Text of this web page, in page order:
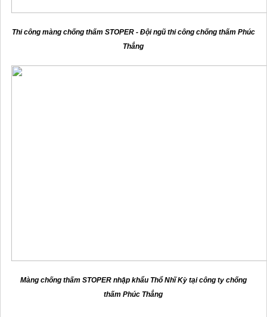
Thi công màng chống thấm STOPER - Đội ngũ thi công chống thấm Phúc
Thắng
Màng chống thấm STOPER nhập khẩu Thổ Nhĩ Kỳ tại công ty chống
thấm Phúc Thắng